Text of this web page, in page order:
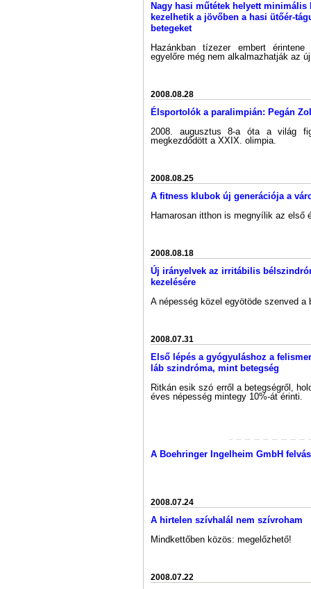
Nagy hasi műtétek helyett minimális
kezelhetik a jövőben a hasi ütőér-
betegeket
Hazánkban tízezer embert
egyelőre még nem alkalmazhatják az
2008.08.28
Élsportolók a paralimpián: Pegán
2008. augusztus 8-a óta a világ
megkezdődött a XXIX. olimpia.
2008.08.25
A fitness klubok új generációja a
Hamarosan itthon is megnyílik az első
2008.08.18
Új irányelvek az irritábilis
kezelésére
A népesség közel egyötöde szenved a
2008.07.31
Első lépés a gyógyuláshoz a
láb szindróma, mint betegség
Ritkán esik szó erről a betegségről,
éves népesség mintegy 10%-át érinti.
A Boehringer Ingelheim GmbH
2008.07.24
A hirtelen szívhalál nem szívroham
Mindkettőben közös: megelőzhető!
2008.07.22